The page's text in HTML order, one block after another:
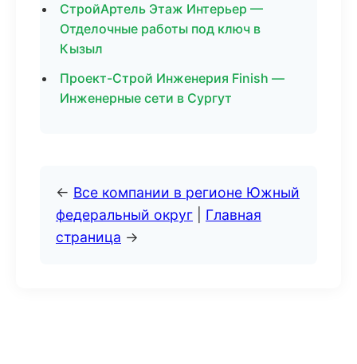
СтройАртель Этаж Интерьер —
Отделочные работы под ключ в
Кызыл
Проект-Строй Инженерия Finish —
Инженерные сети в Сургут
← Все компании в регионе Южный
федеральный округ
Главная
страница →